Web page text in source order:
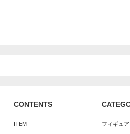
CONTENTS
ITEM フィギュ